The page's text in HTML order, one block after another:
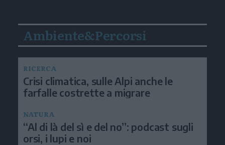
Ambiente&Percorsi
RICERCA
Crisi climatica, sulle Alpi anche le
farfalle costrette a migrare
NATURA
“Al di là del sì e del no”: podcast sugli
orsi, i lupi e noi